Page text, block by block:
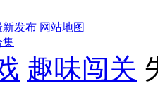
新发布 网站地图
集
趣味闯关